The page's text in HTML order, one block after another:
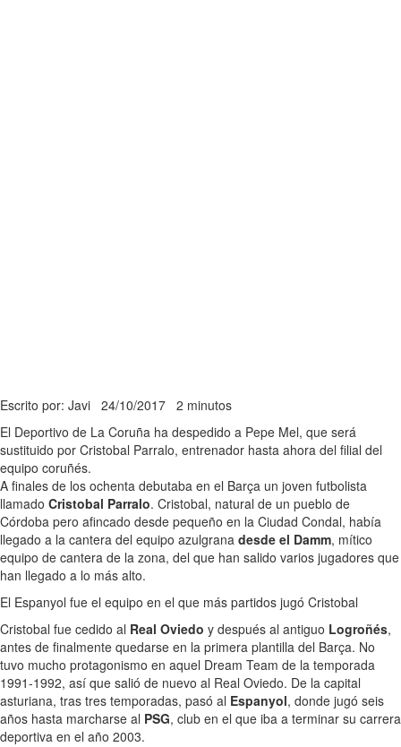
Escrito por: Javi 24/10/2017 2 minutos
El Deportivo de La Coruña ha despedido a Pepe Mel, que será
sustituido por Cristobal Parralo, entrenador hasta ahora del filial del
equipo coruñés.
A finales de los ochenta debutaba en el Barça un joven futbolista
llamado Cristobal Parralo. Cristobal, natural de un pueblo de
Córdoba pero afincado desde pequeño en la Ciudad Condal, había
llegado a la cantera del equipo azulgrana desde el Damm, mítico
equipo de cantera de la zona, del que han salido varios jugadores que
han llegado a lo más alto.
El Espanyol fue el equipo en el que más partidos jugó Cristobal
Cristobal fue cedido al Real Oviedo y después al antiguo Logroñés,
antes de finalmente quedarse en la primera plantilla del Barça. No
tuvo mucho protagonismo en aquel Dream Team de la temporada
1991-1992, así que salió de nuevo al Real Oviedo. De la capital
asturiana, tras tres temporadas, pasó al Espanyol, donde jugó seis
años hasta marcharse al PSG, club en el que iba a terminar su carrera
deportiva en el año 2003.